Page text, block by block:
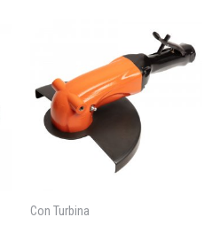
Con Turbina